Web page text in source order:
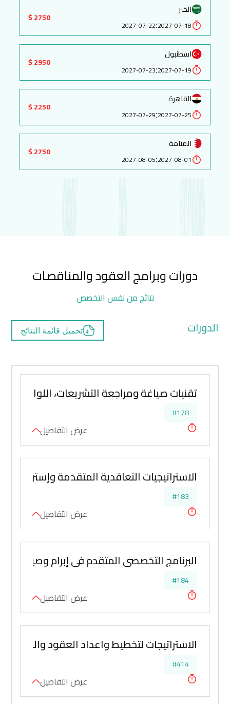
الخبر
2027-07-18
:
2027-07-22
2750 $
اسطنبول
2027-07-19
:
2027-07-23
2950 $
القاهرة
2027-07-25
:
2027-07-29
2250 $
المنامة
2027-08-01
:
2027-08-05
2750 $
دورات وبرامج العقود والمناقصات
نتائج من نفس التخصص
الدورات تحميل قائمة النتائج
تقنيات صياغة ومراجعة التشريعات، اللوائح،
#178
عرض التفاصيل
الاستراتيجيات التعاقدية المتقدمة
#183
عرض التفاصيل
البرنامج التخصصي المتقدم في إبرام وصياغة
#184
عرض التفاصيل
الاستراتيجات لتخطيط واعداد العقود
#414
عرض التفاصيل